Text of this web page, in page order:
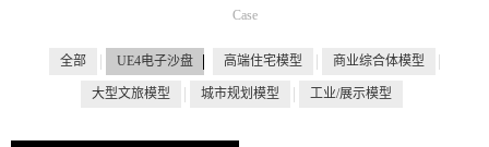
Case
全部 UE4电子沙盘 高端住宅模型 商业综合体模型
大型文旅模型 城市规划模型 工业/展示模型